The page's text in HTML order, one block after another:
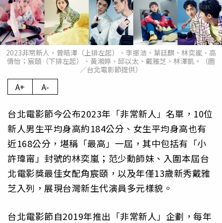
2023非常新人，曾皓澤（上排左起）、李振浩、葉廷麒、林奕嵐、高
倩怡；宸頤（下排左起）、黃湘婷、邱以太、戴雅芝、林澤凱。（圖
／台北電影節提供）
A+ A-
台北電影節今公布2023年「非常新人」名單，10位
新人男生平均身高約184公分、女生平均身高也有
近168公分，堪稱「最高」一屆，其中包括有「小
許瑋甯」封號的林奕嵐；范少勳師妹、入圍本屆台
北電影獎最佳女配角宸頤，以及年僅13歲新秀戴雅
芝入列，展現台灣新生代演員多元樣貌。
台北電影節自2019年推出「非常新人」企劃，每年